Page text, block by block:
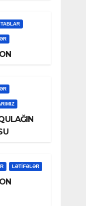
LƏTIFƏLƏR